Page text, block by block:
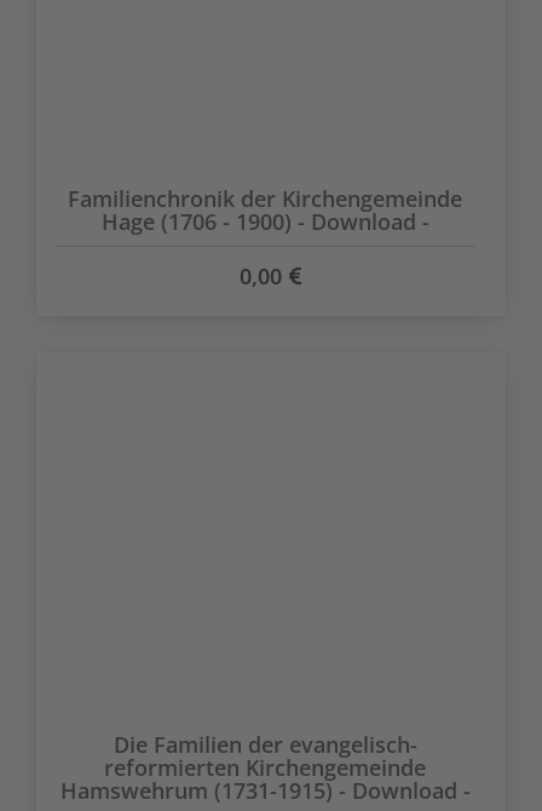
Familienchronik der Kirchengemeinde
Hage (1706 - 1900) - Download -
0,00
Die Familien der evangelisch-
reformierten Kirchengemeinde
Hamswehrum (1731-1915) - Download -